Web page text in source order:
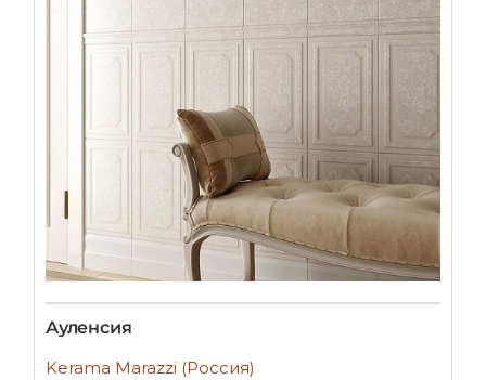
Ауленсия
Kerama Marazzi (Россия)